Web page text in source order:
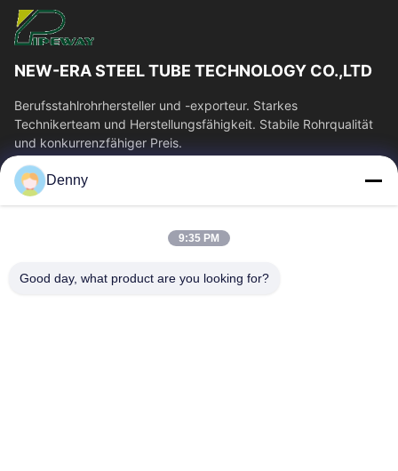
NEW-ERA STEEL TUBE TECHNOLOGY CO.,LTD
Berufsstahlrohrhersteller und -exporteur. Starkes
Technikerteam und Herstellungsfähigkeit. Stabile Rohrqualität
und konkurrenzfähiger Preis.
Schnelllinks
Haus
Über Uns
Treten Sie Mit Uns In
Fordern Sie Ein Zitat
Denny
9:35 PM
Good day, what product are you looking for?